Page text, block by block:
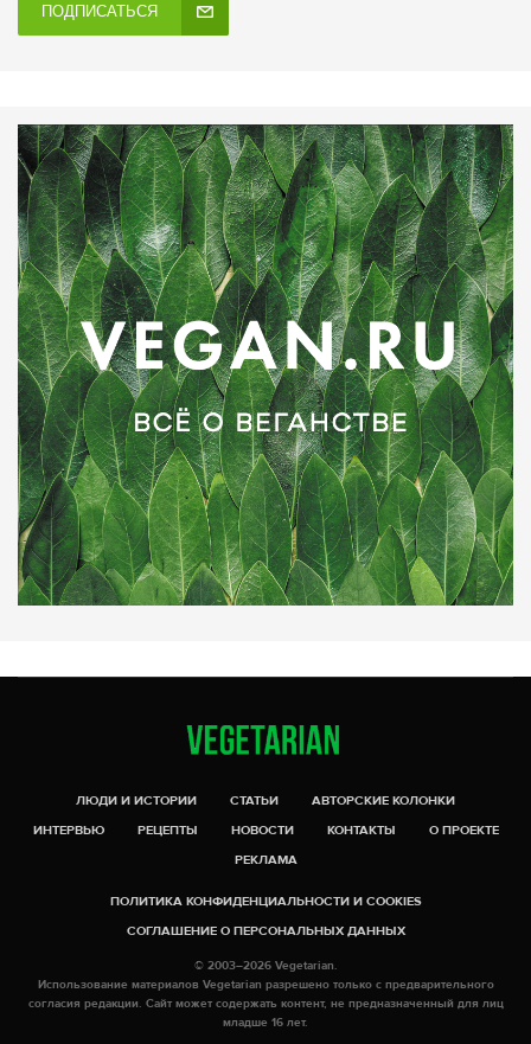
ПОДПИСАТЬСЯ
ЛЮДИ И ИСТОРИИ СТАТЬИ
АВТОРСКИЕ КОЛОНКИ
ИНТЕРВЬЮ
РЕЦЕПТЫ НОВОСТИ КОНТАКТЫ
О ПРОЕКТЕ
РЕКЛАМА
ПОЛИТИКА КОНФИДЕНЦИАЛЬНОСТИ И COOKIES
СОГЛАШЕНИЕ О ПЕРСОНАЛЬНЫХ ДАННЫХ
© 2003–2026 Vegetarian.
Использование материалов Vegetarian разрешено только с предварительного
согласия редакции. Сайт может содержать контент, не предназначенный для лиц
младше 16 лет.